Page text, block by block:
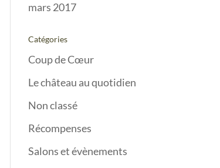
mars 2017
Catégories
Coup de Cœur
Le château au quotidien
Non classé
Récompenses
Salons et évènements